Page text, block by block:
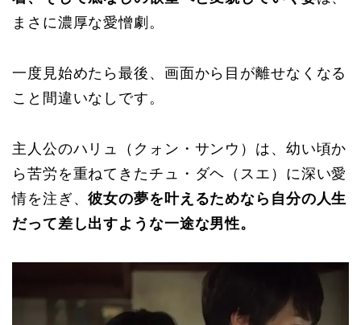
まさに濃厚な愛憎劇。
一度見始めたら最後、画面から目が離せなくなる
こと間違いなしです。
主人公のハリュ（クォン・サンウ）は、幼い頃か
ら苦労を重ねてきたチュ・ダヘ（スエ）に深い愛
情を注ぎ、彼女の夢を叶えるためなら自分の人生
だって差し出すような一途な男性。